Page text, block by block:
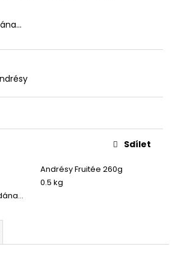
Andrésy Fruitée 260g
0.5 kg
Sdílet